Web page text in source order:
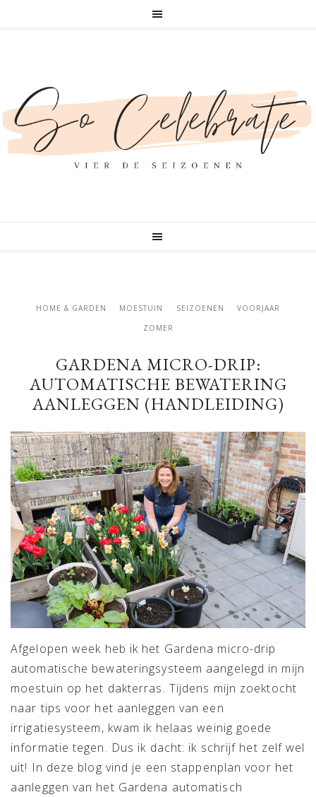
HOME & GARDEN MOESTUIN SEIZOENEN
VOORJAAR
ZOMER
GARDENA MICRO-DRIP:
AUTOMATISCHE BEWATERING
AANLEGGEN (HANDLEIDING)
Afgelopen week heb ik het Gardena micro-drip
automatische bewateringsysteem aangelegd in mijn
moestuin op het dakterras. Tijdens mijn zoektocht
naar tips voor het aanleggen van een
irrigatiesysteem, kwam ik helaas weinig goede
informatie tegen. Dus ik dacht: ik schrijf het zelf wel
uit! In deze blog vind je een stappenplan voor het
aanleggen van het Gardena automatisch